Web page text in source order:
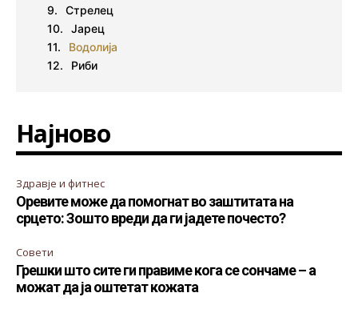
Стрелец
Јарец
Водолија
Риби
Најново
Здравје и фитнес
Оревите може да помогнат во заштитата на
срцето: Зошто вреди да ги јадете почесто?
Совети
Грешки што сите ги правиме кога се сончаме – а
можат да ја оштетат кожата